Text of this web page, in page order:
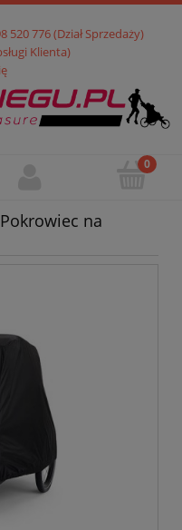
520 776 (Dział Sprzedaży)
Klienta)
na